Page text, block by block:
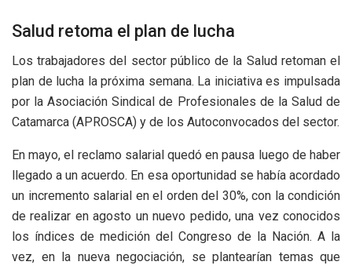
Salud retoma el plan de lucha
Los trabajadores del sector público de la Salud retoman el
plan de lucha la próxima semana. La iniciativa es impulsada
por la Asociación Sindical de Profesionales de la Salud de
Catamarca (APROSCA) y de los Autoconvocados del sector.
En mayo, el reclamo salarial quedó en pausa luego de haber
llegado a un acuerdo. En esa oportunidad se había acordado
un incremento salarial en el orden del 30%, con la condición
de realizar en agosto un nuevo pedido, una vez conocidos
los índices de medición del Congreso de la Nación. A la
vez, en la nueva negociación, se plantearían temas que